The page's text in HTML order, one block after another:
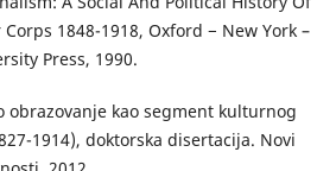
1848-1918, Oxford − New York –
Press, 1990.
obrazovanje kao segment kulturnog
1914), doktorska disertacija. Novi